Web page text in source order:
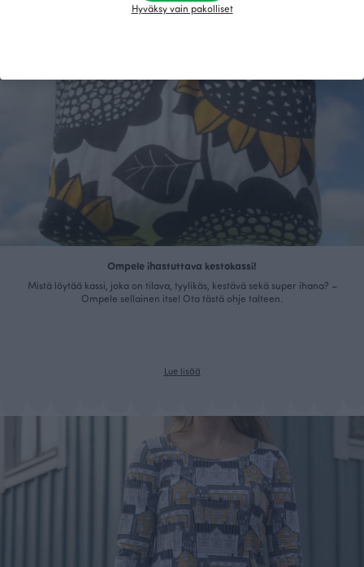
Ompele ihastuttava kestokassi!
Mistä löytää kassi, joka on tilava, tyylikäs, kestävä sekä super ihana? –
Ompele sellainen itse! Ota tästä ohje talteen.
Lue lisää
Hyväksy vain pakolliset